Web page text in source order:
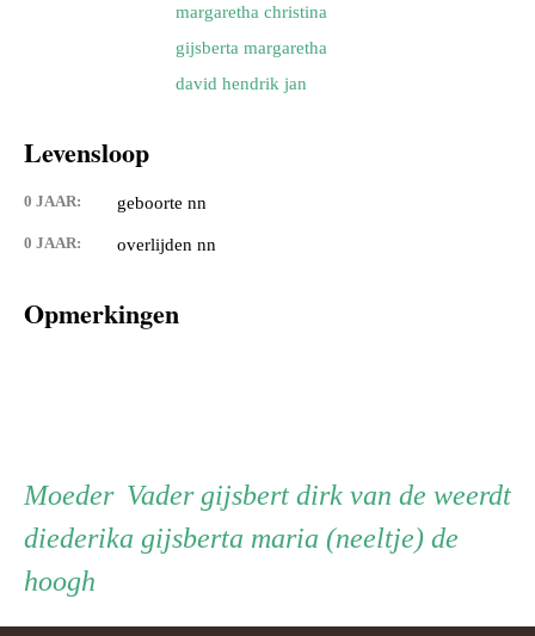
margaretha christina
gijsberta margaretha
david hendrik jan
Levensloop
0 JAAR: geboorte nn
0 JAAR: overlijden nn
Opmerkingen
Persoon
ouder
VaderVader
gijsbert dirk van de weerdt
MoederMoeder
diederika gijsberta maria (neeltje) de
hoogh